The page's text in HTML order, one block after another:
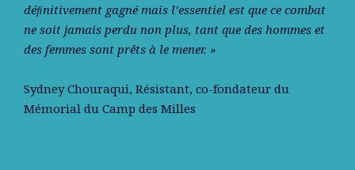
déﬁnitivement gagné mais l’essentiel est que ce combat
ne soit jamais perdu non plus, tant que des hommes et
des femmes sont prêts à le mener. »
Sydney Chouraqui, Résistant, co-fondateur du
Mémorial du Camp des Milles